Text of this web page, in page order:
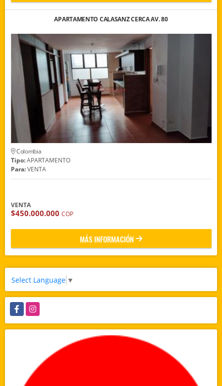
APARTAMENTO CALASANZ CERCA AV. 80
Colombia
Tipo:APARTAMENTO
Para:VENTA
VENTA
$450.000.000 COP
MÁS INFORMACIÓN
Select Language ▼
FacebookInstagram